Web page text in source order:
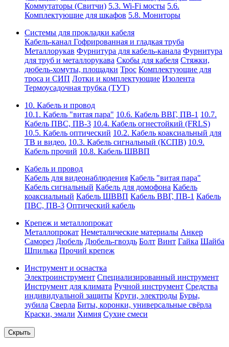
Коммутаторы (Свитчи) 5.3. Wi-Fi мосты 5.6.
Комплектующие для шкафов 5.8. Мониторы
Системы для прокладки кабеля
Кабель-канал Гофрированная и гладкая труба
Металлорукав Фурнитура для кабель-канала Фурнитура
для труб и металлорукава Скобы для кабеля Стяжки,
дюбель-хомуты, площадки Трос Комплектующие для
троса и СИП Лотки и комплектующие Изолента
Термоусадочная трубка (ТУТ)
10. Кабель и провод
10.1. Кабель "витая пара" 10.6. Кабель ВВГ, ПВ-1 10.7.
Кабель ПВС, ПВ-3 10.4. Кабель огнестойкий (FRLS)
10.5. Кабель оптический 10.2. Кабель коаксиальный для
ТВ и видео. 10.3. Кабель сигнальный (КСПВ) 10.9.
Кабель прочий 10.8. Кабель ШВВП
Кабель и провод
Кабель для видеонаблюдения Кабель "витая пара"
Кабель сигнальный Кабель для домофона Кабель
коаксиальный Кабель ШВВП Кабель ВВГ, ПВ-1 Кабель
ПВС, ПВ-3 Оптический кабель
Крепеж и металлопрокат
Металлопрокат Неметалические материалы Анкер
Саморез Дюбель Дюбель-гвоздь Болт Винт Гайка Шайба
Шпилька Прочий крепеж
Инструмент и оснастка
Электроинструмент Специализированный инструмент
Инструмент для климата Ручной инструмент Средства
индивидуальной защиты Круги, электроды Буры,
зубила Сверла Биты, коронки, универсальные свёрла
Краски, эмали Химия Сухие смеси
Скрыть